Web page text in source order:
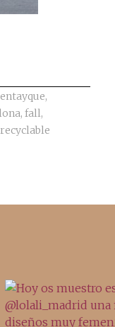
,
, fall,
recyclable